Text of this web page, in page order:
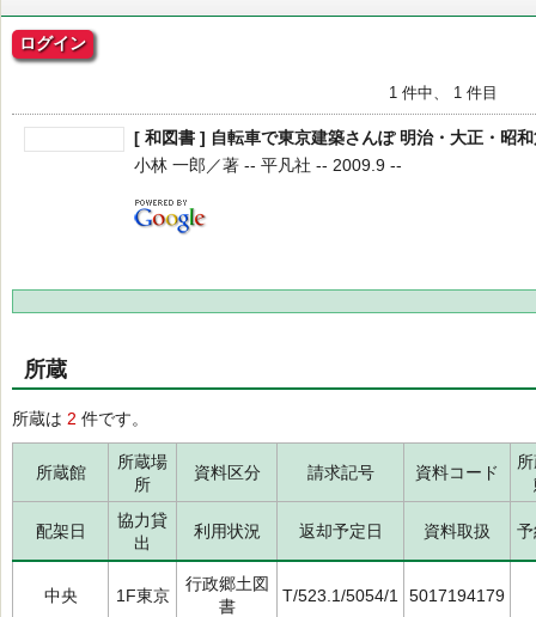
ログイン
1 件中、 1 件目
[ 和図書 ] 自転車で東京建築さんぽ 明治・大正・昭
小林 一郎／著 -- 平凡社 -- 2009.9 --
所蔵
所蔵は 2 件です。
所蔵館
所蔵場
所
資料区分 請求記号 資料コード
配架日
協力貸
出
利用状況 返却予定日 資料取扱
中央 1F東京
行政郷土図
書
T/523.1/5054/1 5017194179